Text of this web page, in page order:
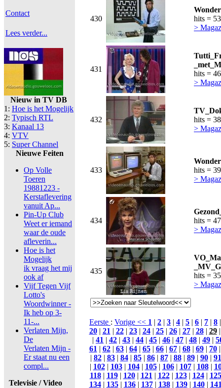
Contact
Lees verder...
Nieuw in TV DB
1: Hoe is het Mogelijk
2: Typisch RTL
3: Kanaal 13
4: VTV
5: Super Channel
Nieuwe Feiten
Op Volle
Toeren
19881223 -
Kerstaflevering
vanuit Ap...
Pin-Up Club
Weet er iemand
waar de oude
afleverin...
Hoe is het
Mogelijk
ik vraag het mij
ook af
Vijf Tegen Vijf
Lotto's
Woordwinner -
Ik heb op 3-
11-...
Verlaten Mijn,
De
Verlaten Mijn -
Er staat nu een
compl...
Televisie / Video
430
hits =
>
431
hits =
>
432
hits =
>
433
hits =
>
434
hits =
>
435
hits =
>
Eerste : Vorige << 1 | 2 | 3 | 4 | 5 | 6 | 7 | 8
20| 21| 22| 23| 24| 25| 26| 27| 28| 29
| 41 | 42 | 43 | 44 | 45 | 46 | 47 | 48 | 49 |
61| 62| 63| 64| 65| 66| 67| 68| 69| 70
| 82| 83| 84| 85| 86| 87| 88| 89| 90| 91
| 102| 103| 104| 105| 106| 107| 108|
118| 119| 120| 121| 122| 123| 124| 125
134| 135| 136| 137| 138| 139| 140|